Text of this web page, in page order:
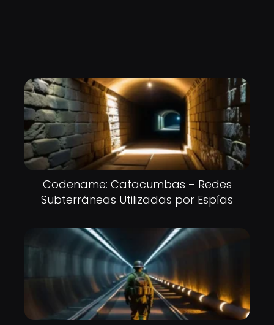
Codename: Catacumbas – Redes
Subterráneas Utilizadas por Espías